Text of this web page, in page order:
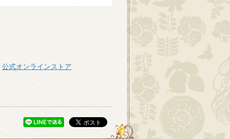
公式オンラインストア